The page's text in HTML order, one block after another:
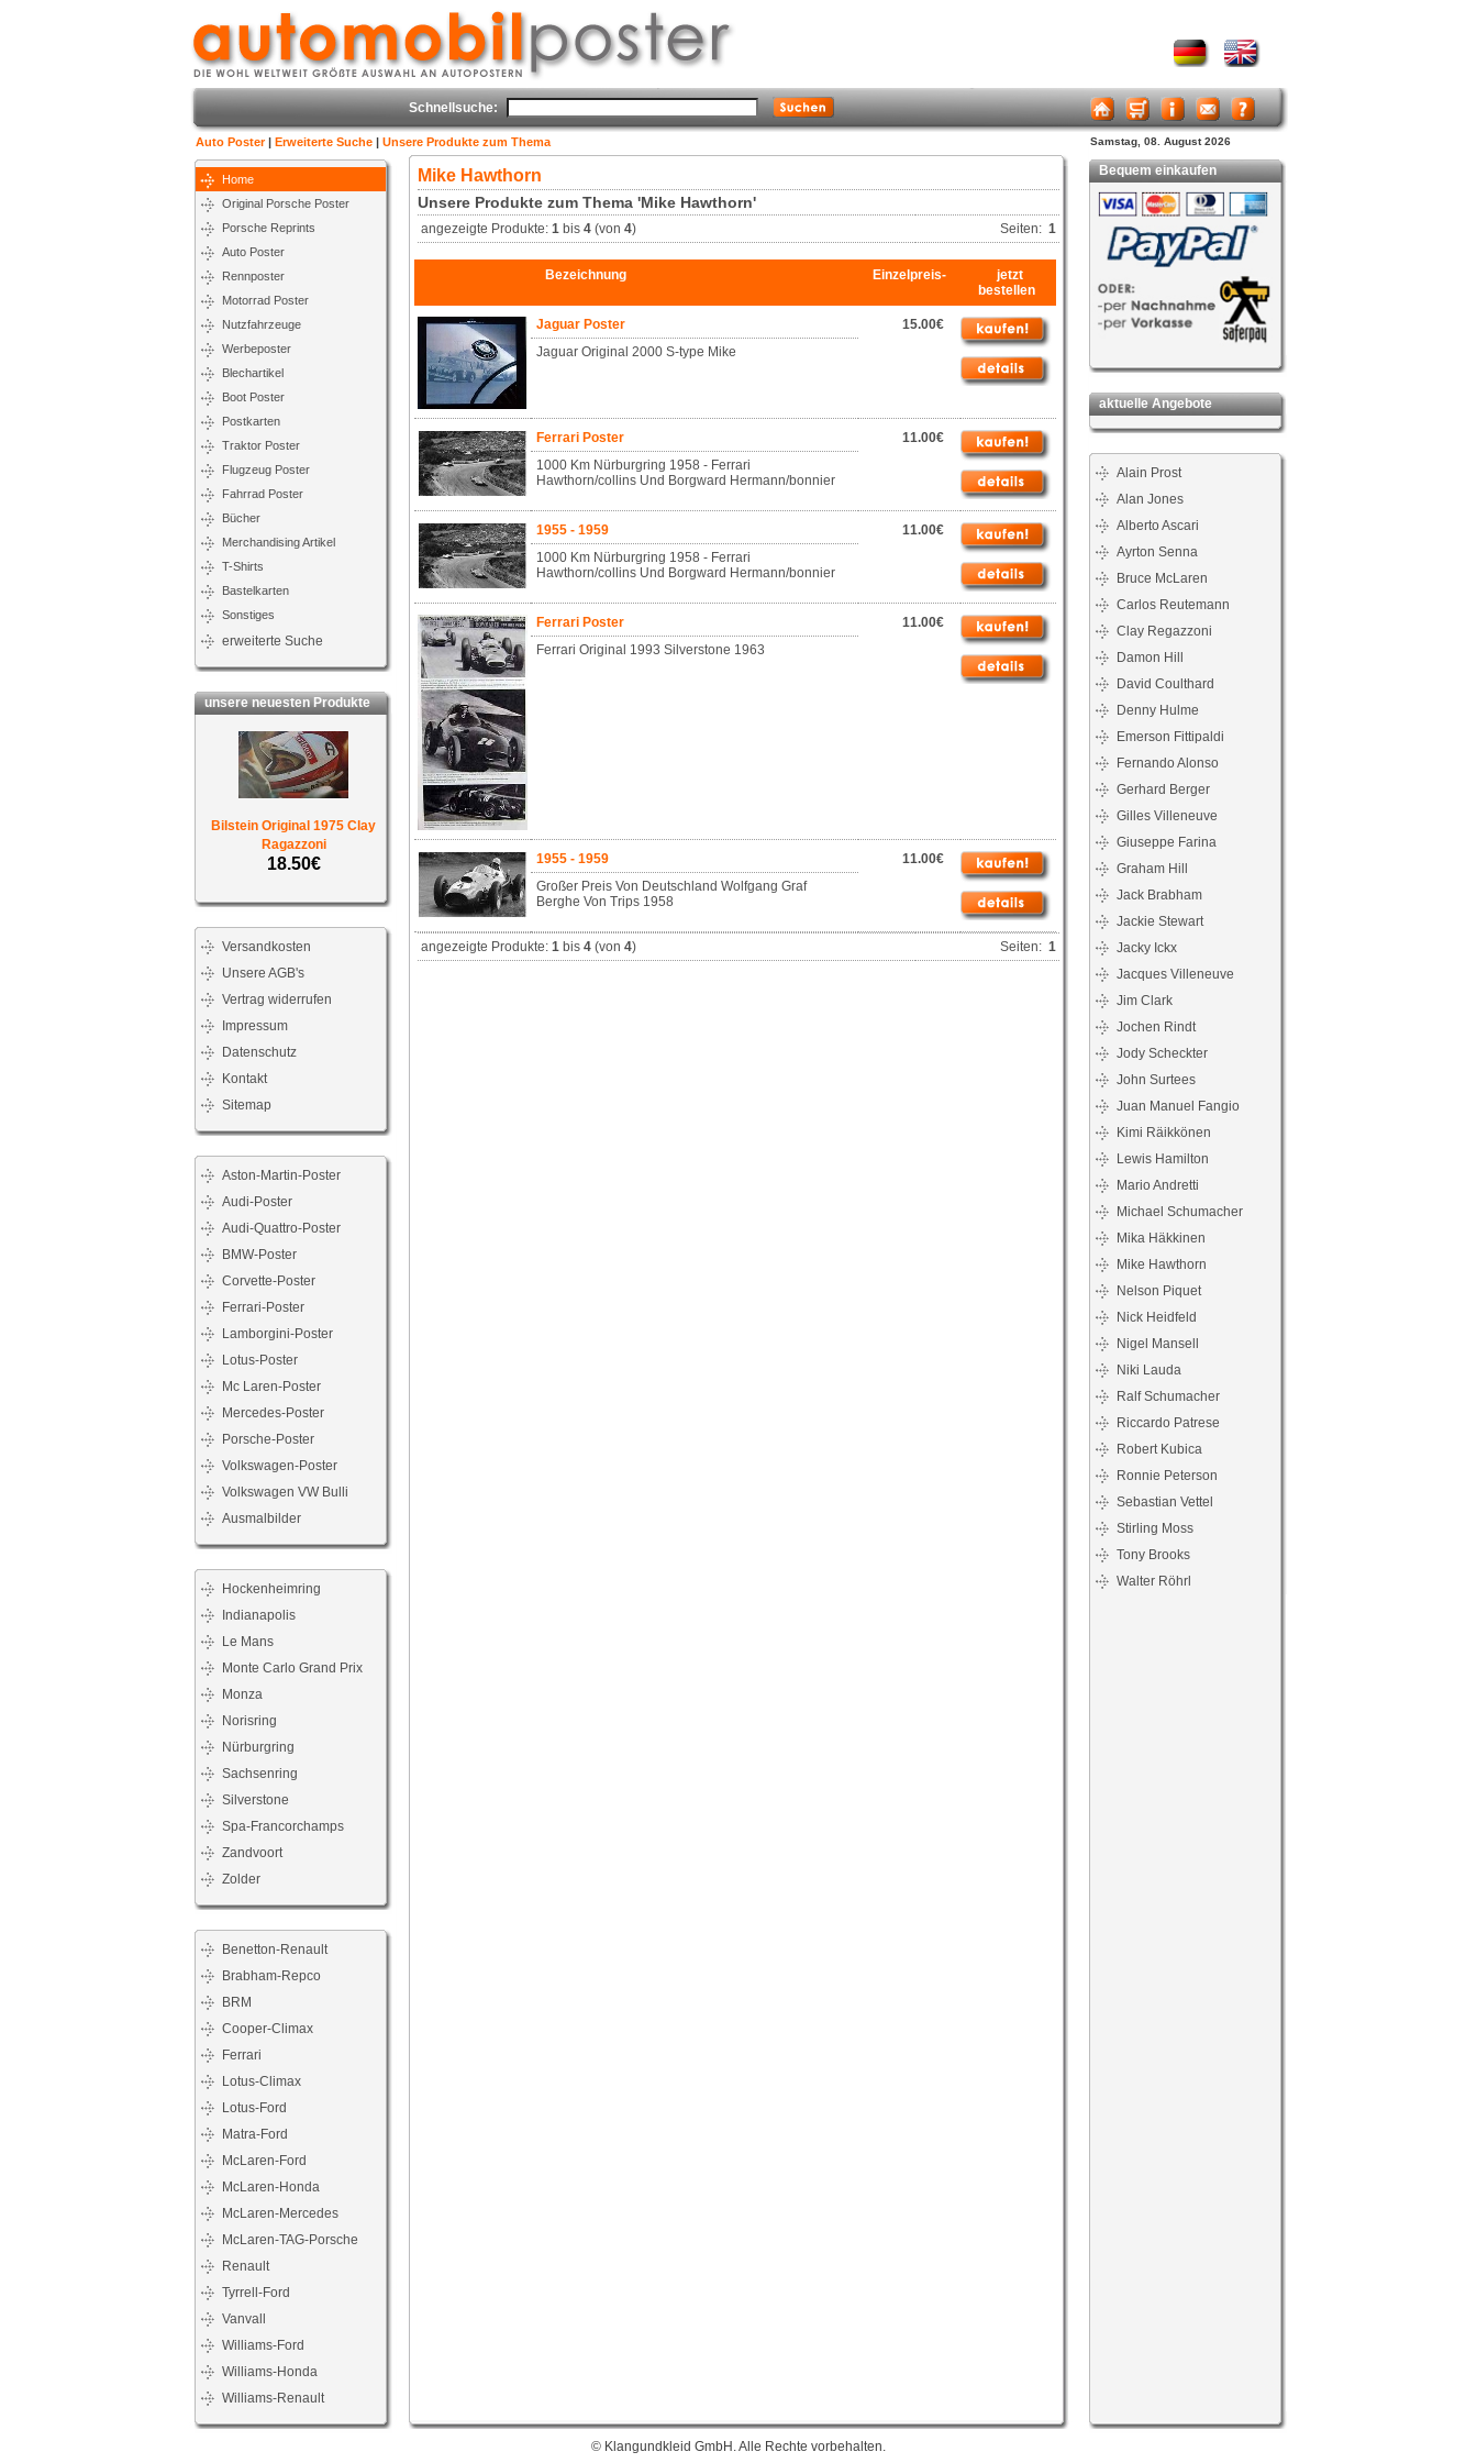
Schnellsuche:
Auto Poster| Erweiterte Suche | Unsere Produkte zum Thema Samstag, 08. August 2026
Home
Original Porsche Poster
Porsche Reprints
Auto Poster
Rennposter
Motorrad Poster
Nutzfahrzeuge
Werbeposter
Blechartikel
Boot Poster
Postkarten
Traktor Poster
Flugzeug Poster
Fahrrad Poster
Bücher
Merchandising Artikel
T-Shirts
Bastelkarten
Sonstiges
erweiterte Suche
unsere neuesten Produkte
Bilstein Original 1975 Clay
Ragazzoni
18.50€
Versandkosten
Unsere AGB's
Vertrag widerrufen
Impressum
Datenschutz
Kontakt
Sitemap
Aston-Martin-Poster
Audi-Poster
Audi-Quattro-Poster
BMW-Poster
Corvette-Poster
Ferrari-Poster
Lamborgini-Poster
Lotus-Poster
Mc Laren-Poster
Mercedes-Poster
Porsche-Poster
Volkswagen-Poster
Volkswagen VW Bulli
Ausmalbilder
Hockenheimring
Indianapolis
Le Mans
Monte Carlo Grand Prix
Monza
Norisring
Nürburgring
Sachsenring
Silverstone
Spa-Francorchamps
Zandvoort
Zolder
Benetton-Renault
Brabham-Repco
BRM
Cooper-Climax
Ferrari
Lotus-Climax
Lotus-Ford
Matra-Ford
McLaren-Ford
McLaren-Honda
McLaren-Mercedes
McLaren-TAG-Porsche
Renault
Tyrrell-Ford
Vanvall
Williams-Ford
Williams-Honda
Williams-Renault
Mike Hawthorn
Unsere Produkte zum Thema 'Mike Hawthorn'
angezeigte Produkte: 1bis 4(von 4) Seiten: 1
Bezeichnung Einzelpreis-
jetzt
bestellen
Jaguar Poster
Jaguar Original 2000 S-type Mike
15.00€
Ferrari Poster
1000 Km Nürburgring 1958 - Ferrari
Hawthorn/collins Und Borgward Hermann/bonnier
11.00€
1955 - 1959
1000 Km Nürburgring 1958 - Ferrari
Hawthorn/collins Und Borgward Hermann/bonnier
11.00€
Ferrari Poster
Ferrari Original 1993 Silverstone 1963
11.00€
1955 - 1959
Großer Preis Von Deutschland Wolfgang Graf
Berghe Von Trips 1958
11.00€
angezeigte Produkte: 1bis 4(von 4) Seiten: 1
Bequem einkaufen
aktuelle Angebote
Alain Prost
Alan Jones
Alberto Ascari
Ayrton Senna
Bruce McLaren
Carlos Reutemann
Clay Regazzoni
Damon Hill
David Coulthard
Denny Hulme
Emerson Fittipaldi
Fernando Alonso
Gerhard Berger
Gilles Villeneuve
Giuseppe Farina
Graham Hill
Jack Brabham
Jackie Stewart
Jacky Ickx
Jacques Villeneuve
Jim Clark
Jochen Rindt
Jody Scheckter
John Surtees
Juan Manuel Fangio
Kimi Räikkönen
Lewis Hamilton
Mario Andretti
Michael Schumacher
Mika Häkkinen
Mike Hawthorn
Nelson Piquet
Nick Heidfeld
Nigel Mansell
Niki Lauda
Ralf Schumacher
Riccardo Patrese
Robert Kubica
Ronnie Peterson
Sebastian Vettel
Stirling Moss
Tony Brooks
Walter Röhrl
© Klangundkleid GmbH. Alle Rechte vorbehalten.